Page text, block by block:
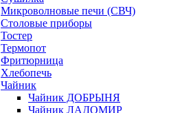
Микроволновые печи (СВЧ)
Столовые приборы
Тостер
Термопот
Фритюрница
Хлебопечь
Чайник
Чайник ДОБРЫНЯ
Чайник ЛАДОМИР